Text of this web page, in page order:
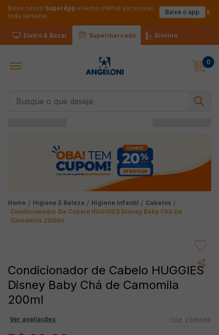
Baixe nosso SuperApp e tenha ofertas exclusivas
toda semana!
Baixe o app
Eletro & Bazar Supermercado Divvino
0
Higiene E Beleza Higiene Infantil
Cabelos
Condicionador De Cabelo HUGGIES Disney Baby Chá De
Camomila 200ml
Condicionador de Cabelo HUGGIES
Disney Baby Chá de Camomila
200ml
Ver avaliações 2385086